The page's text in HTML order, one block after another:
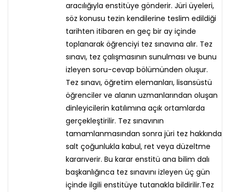
aracılığıyla enstitüye gönderir. Jüri üyeleri,
söz konusu tezin kendilerine teslim edildiği
tarihten itibaren en geç bir ay içinde
toplanarak öğrenciyi tez sınavına alır. Tez
sınavı, tez çalışmasının sunulması ve bunu
izleyen soru-cevap bölümünden oluşur.
Tez sınavı, öğretim elemanları, lisansüstü
öğrenciler ve alanın uzmanlarından oluşan
dinleyicilerin katılımına açık ortamlarda
gerçekleştirilir. Tez sınavının
tamamlanmasından sonra jüri tez hakkında
salt çoğunlukla kabul, ret veya düzeltme
kararıverir. Bu karar enstitü ana bilim dalı
başkanlığınca tez sınavını izleyen üç gün
içinde ilgili enstitüye tutanakla bildirilir.Tez